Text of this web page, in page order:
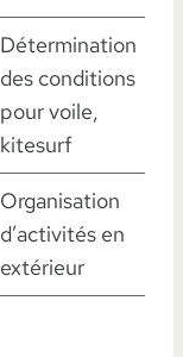
Détermination
des conditions
pour voile,
kitesurf
Organisation
d’activités en
extérieur